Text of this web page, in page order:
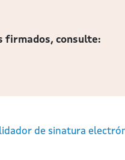
firmados, consulte:
de sinatura